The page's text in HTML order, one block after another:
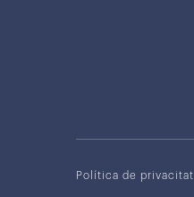
Política de privacitat